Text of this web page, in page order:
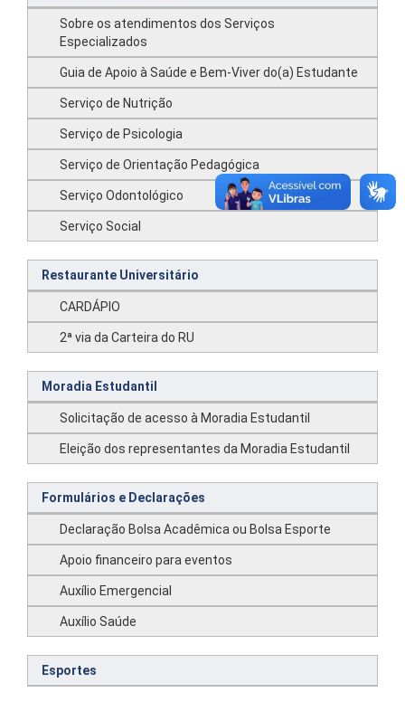
Sobre os atendimentos dos Serviços
Especializados
Guia de Apoio à Saúde e Bem-Viver do(a) Estudante
Serviço de Nutrição
Serviço de Psicologia
Serviço de Orientação Pedagógica
Serviço Odontológico
Serviço Social
Restaurante Universitário
CARDÁPIO
2ª via da Carteira do RU
Moradia Estudantil
Solicitação de acesso à Moradia Estudantil
Eleição dos representantes da Moradia Estudantil
Formulários e Declarações
Declaração Bolsa Acadêmica ou Bolsa Esporte
Apoio financeiro para eventos
Auxílio Emergencial
Auxílio Saúde
Esportes